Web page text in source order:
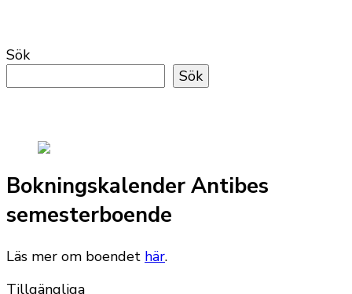
Sök
Sök
Bokningskalender Antibes
semesterboende
Läs mer om boendet här.
Tillgängliga